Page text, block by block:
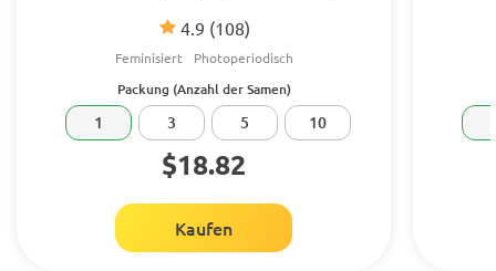
4.9 (108)
Feminisiert Photoperiodisch
Packung (Anzahl der Samen)
1 3 5 10
$18.82
Kaufen